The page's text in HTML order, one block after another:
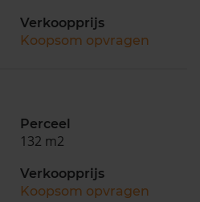
Verkoopprijs
Koopsom opvragen
Perceel
132 m2
Verkoopprijs
Koopsom opvragen